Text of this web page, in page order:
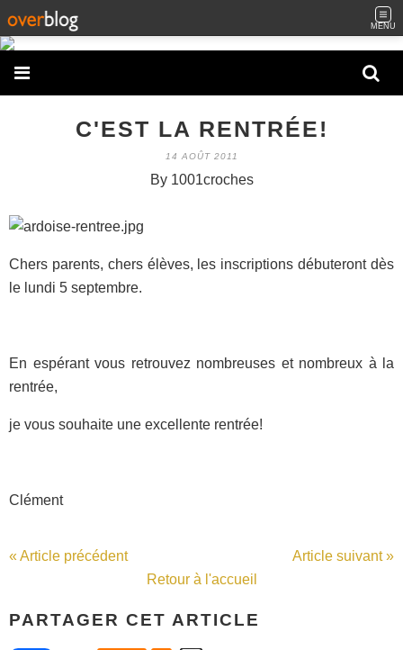
MENU
C'EST LA RENTRÉE!
14 AOÛT 2011
By 1001croches
Chers parents, chers élèves, les inscriptions débuteront dès
le lundi 5 septembre.
En espérant vous retrouvez nombreuses et nombreux à la
rentrée,
je vous souhaite une excellente rentrée!
Clément
« Article précédent
Article suivant »
Retour à l'accueil
PARTAGER CET ARTICLE